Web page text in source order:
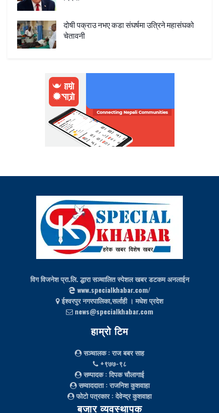
दोषी पक्राउ नभए कडा संघर्षमा उत्रिने महासंघको
चेतावनी
विग विजनेश प्रा.लि. द्धारा सञ्चालित स्पेशल खबर डटकम अनलाईन
www.specialkhabar.com/
ईश्‍वरपुर नगरपालिका,सर्लाही । मधेश प्रदेश
news@specialkhabar.com
हाम्रो टिम
सञ्चालक: राज बबर साह
+९७७-९८
सम्पादक: दिपक चौलागाई
सम्वाददाता: राजनिश कुशवाहा
फोटो पत्रकार: देवेन्द्र कुशवाहा
बजार व्यवस्थापक